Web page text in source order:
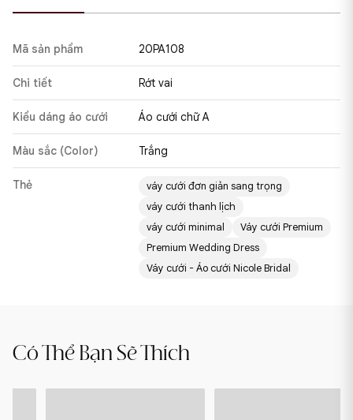
Mã sản phẩm 20PA108
Chi tiết Rớt vai
Kiểu dáng áo cưới Áo cưới chữ A
Màu sắc (Color) Trắng
Thẻ
váy cưới đơn giản sang trọng
váy cưới thanh lịch
váy cưới minimal
Váy cưới Premium
Premium Wedding Dress
Váy cưới - Áo cưới Nicole Bridal
Có Thể Bạn Sẽ Thích
BỒNG
ORLA
VÁY